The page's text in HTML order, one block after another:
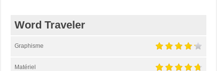
Word Traveler
Graphisme
Matériel